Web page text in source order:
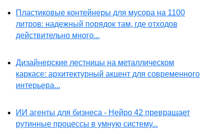
Пластиковые контейнеры для мусора на 1100
литров: надежный порядок там, где отходов
действительно много...
Дизайнерские лестницы на металлическом
каркасе: архитектурный акцент для современного
интерьера...
ИИ агенты для бизнеса - Нейро 42 превращает
рутинные процессы в умную систему...